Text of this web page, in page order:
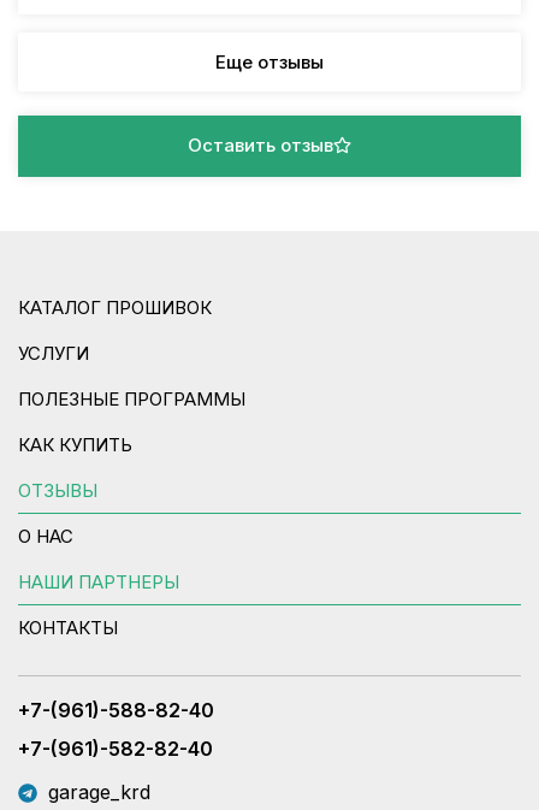
Еще отзывы
Оставить отзыв
КАТАЛОГ ПРОШИВОК
УСЛУГИ
ПОЛЕЗНЫЕ ПРОГРАММЫ
КАК КУПИТЬ
ОТЗЫВЫ
О НАС
НАШИ ПАРТНЕРЫ
КОНТАКТЫ
+7-(961)-588-82-40
+7-(961)-582-82-40
garage_krd